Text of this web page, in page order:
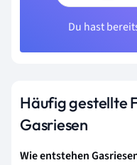
Du hast
Häufig gestellte
Gasriesen
Wie entstehen